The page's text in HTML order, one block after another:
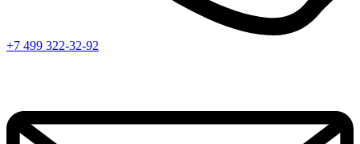
+7 499 322-32-92